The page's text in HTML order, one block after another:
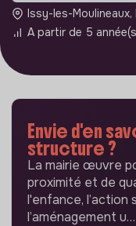
Issy-les-Moulineaux,
A partir de 5
Envie d'en
structure ?
La mairie œuvre
proximité et de
l'enfance, l’action
l’aménagement u…